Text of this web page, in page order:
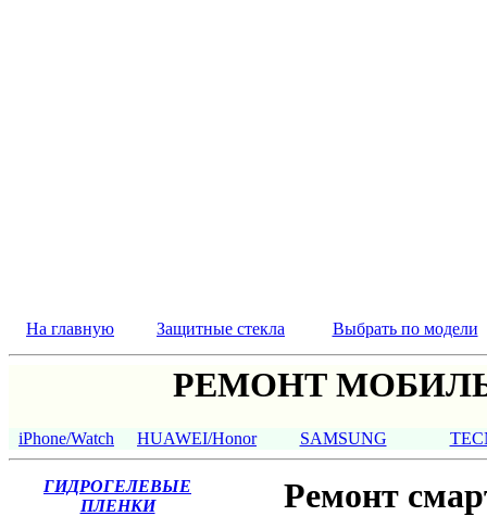
На главную Защитные стекла Выбрать по модели
РЕМОНТ
iPhone/Watch HUAWEI/Honor SAMSUNG
ГИДРОГЕЛЕВЫЕ
ПЛЕНКИ
Ремонт